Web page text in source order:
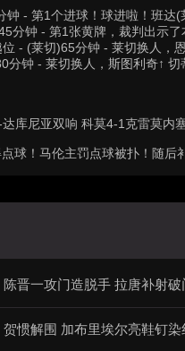
钟 - 第1个进球！球进啦！班
分钟 - 第1张黄牌，裁判出示
- (莱切)65分钟 - 莱切换人，
分钟 - 莱切换人，斯图利奇↑
库尼亚双响 科莫4-1克雷莫内
球！马伦主罚点球被扑！随后
晋一攻门造脱手 拉唐补射破
惯解围 加布里埃尔亮鞋钉染